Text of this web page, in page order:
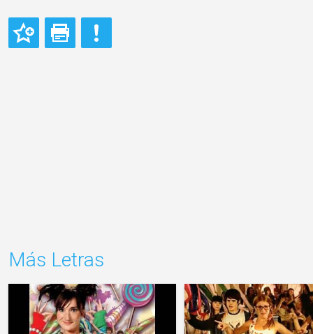
Más Letras